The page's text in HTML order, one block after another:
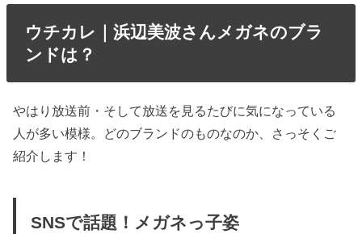
ウチカレ｜浜辺美波さんメガネのブラ
ンドは？
やはり放送前・そして放送を見るたびに気になっている
人が多い模様。どのブランドのものなのか、さっそくご
紹介します！
SNSで話題！メガネっ子姿